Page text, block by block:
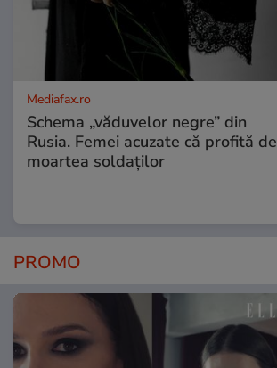
Mediafax.ro
Schema „văduvelor negre” din
Rusia. Femei acuzate că profită de
moartea soldaților
PROMO